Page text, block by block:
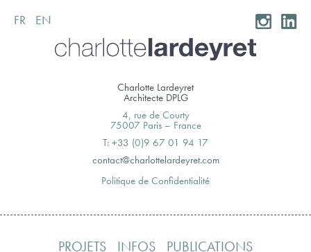
Skip
to
FR EN
Charlotte Lardeyret
Architecte DPLG
4, rue de Courty
75007 Paris – France
T: +33 (0)9 67 01 94 17
moc.teryedralettolrahc@tcatnoc
Politique de Confidentialité
PROJETS INFOS PUBLICATIONS